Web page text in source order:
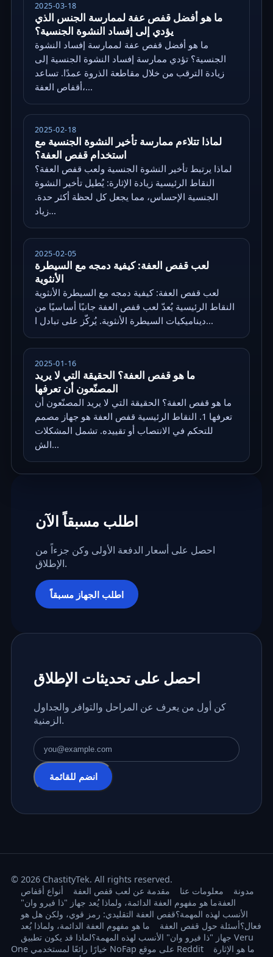
2025-03-18
ما هو أفضل قفص عفة لممارسة الجنس الذي
يؤدي إلى إفساد النشوة الجنسية؟
ما هو أفضل قفص عفة لممارسة إفساد النشوة
الجنسية؟ تؤدي ممارسة إفساد النشوة الجنسية إلى
زيادة الترقب من خلال مقاطعة الذروة عمدًا. تساعد
أقفاص العفة،...
2025-02-18
لماذا تتلاءم ممارسة تأخير النشوة الجنسية مع
استخدام قفص العفة؟
لماذا يرتبط تأخير النشوة الجنسية ولعب قفص العفة؟
النقاط الرئيسية زيادة الإثارة: يُطيل تأخير النشوة
الجنسية الإحساس، مما يجعل كل لحظة أكثر حدة.
زياد...
2025-02-05
لعب قفص العفة: كيفية دمجه مع السيطرة
الأنثوية
لعب قفص العفة: كيفية دمجه مع السيطرة الأنثوية
النقاط الرئيسية يُعدّ لعب قفص العفة جانبًا أساسيًا من
ديناميكيات السيطرة الأنثوية. يُركّز على تبادل ا...
2025-01-16
ما هو قفص العفة؟ الحقيقة التي لا يريد
المصنّعون أن تعرفها
ما هو قفص العفة؟ الحقيقة التي لا يريد المصنّعون أن
تعرفها 1. النقاط الرئيسية قفص العفة هو جهاز مصمم
للتحكم في الانتصاب أو تقييده. تشمل المشكلات
الش...
اطلب مسبقاً الآن
احصل على أسعار الدفعة الأولى وكن جزءاً من
الإطلاق.
اطلب الجهاز مسبقاً
احصل على تحديثات الإطلاق
كن أول من يعرف عن المراحل والتوافر والجداول
الزمنية.
عنوان البريد الإلكتروني
انضم للقائمة
© 2026 ChastityTek. All rights reserved.
مدونة
معلومات عنا مقدمة عن لعب قفص العفة
أنواع أقفاص
العفةما هو مفهوم العفة الدائمة، ولماذا يُعد جهاز "ذا فيرو وان"
الأنسب لهذه المهمة؟قفص العفة التقليدي: رمز قوي، ولكن هل هو
فعال؟أسئلة حول قفص العفة
ما هو مفهوم العفة الدائمة، ولماذا يُعد
جهاز "ذا فيرو وان" الأنسب لهذه المهمة؟لماذا قد يكون تطبيق Veru
One خيارًا رائعًا لمستخدمي NoFap على موقع Reddit
ما هو الإثارة